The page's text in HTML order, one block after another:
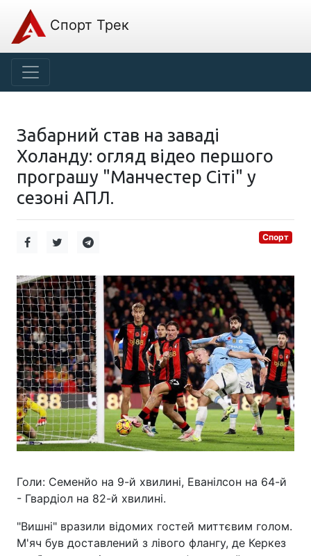
Спорт Трек
Забарний став на заваді
Холанду: огляд відео першого
програшу "Манчестер Сіті" у
сезоні АПЛ.
Спорт
Голи: Семенйо на 9-й хвилині, Еванілсон на 64-й
- Гвардіол на 82-й хвилині.
"Вишні" вразили відомих гостей миттєвим голом.
М'яч був доставлений з лівого флангу, де Керкез